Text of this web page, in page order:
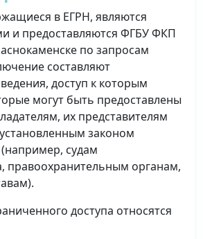
в ЕГРН, являются
и предоставляются ФГБУ ФКП
по запросам
составляют
доступ к которым
могут быть предоставлены
их представителям
законом
судам
правоохранительным органам,
доступа относятся